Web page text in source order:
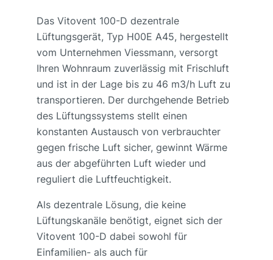
Das Vitovent 100-D dezentrale
Lüftungsgerät, Typ H00E A45, hergestellt
vom Unternehmen Viessmann, versorgt
Ihren Wohnraum zuverlässig mit Frischluft
und ist in der Lage bis zu 46 m3/h Luft zu
transportieren. Der durchgehende Betrieb
des Lüftungssystems stellt einen
konstanten Austausch von verbrauchter
gegen frische Luft sicher, gewinnt Wärme
aus der abgeführten Luft wieder und
reguliert die Luftfeuchtigkeit.
Als dezentrale Lösung, die keine
Lüftungskanäle benötigt, eignet sich der
Vitovent 100-D dabei sowohl für
Einfamilien- als auch für